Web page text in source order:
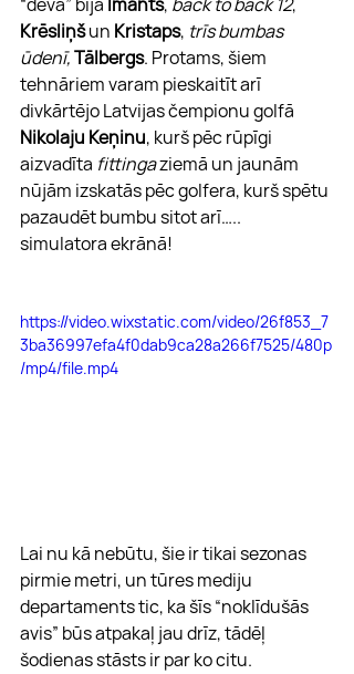
Krēsliņš un Kristaps, trīs bumbas
ūdenī, Tālbergs. Protams, šiem
tehnāriem varam pieskaitīt arī
divkārtējo Latvijas čempionu golfā
Nikolaju Keņinu, kurš pēc rūpīgi
aizvadīta fittinga ziemā un jaunām
nūjām izskatās pēc golfera, kurš spētu
pazaudēt bumbu sitot arī…..
simulatora ekrānā!
https://video.wixstatic.com/video/26f853_7
3ba36997efa4f0dab9ca28a266f7525/480p
/mp4/file.mp4
Lai nu kā nebūtu, šie ir tikai sezonas
pirmie metri, un tūres mediju
departaments tic, ka šīs “noklīdušās
avis” būs atpakaļ jau drīz, tādēļ
šodienas stāsts ir par ko citu.